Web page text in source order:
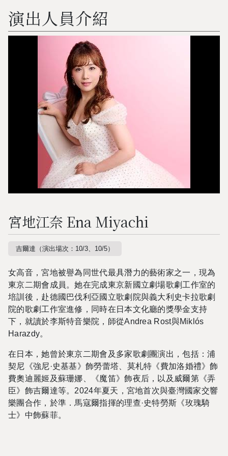
演出人員介紹
宮地江奈 Ena Miyachi
吉爾達（演出場次：10/3、10/5）
女高音，宮地被譽為同世代最具潛力的藝術家之一，現為
東京二期會成員。她在完成東京新國立劇場歌劇工作室的
培訓後，赴德國巴伐利亞國立歌劇院與義大利史卡拉歌劇
院的歌劇工作室進修，同時在日本文化廳的獎學金支持
下，就讀於李斯特音樂院，師從Andrea Rost與Miklós
Harazdy。
在日本，她曾於東京二期會及多家歌劇團演出，包括：浦
契尼《強尼·史基基》飾勞蕾塔、莫札特《費加洛婚禮》飾
費奧迪麗姬及蘇珊娜、《魔笛》飾夜后，以及威爾第《弄
臣》飾吉爾達等。 2024年夏天，宮地首次與臺灣國家交響
樂團合作，於準．馬寇爾指揮的理查·史特勞斯《玫瑰騎
士》中飾蘇菲。